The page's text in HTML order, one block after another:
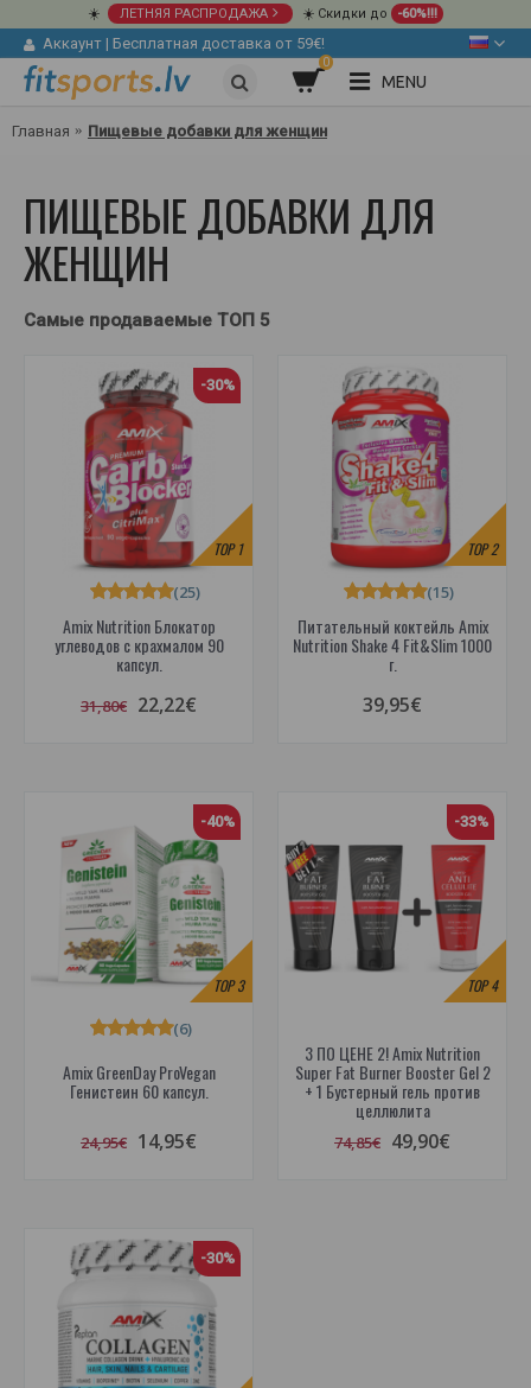
☀️ ЛЕТНЯЯ РАСПРОДАЖА ☀️ Скидки до -60%!!!
Аккаунт | Бесплатная доставка от 59€!
0
MENU
Главная Пищевые добавки для женщин
ПИЩЕВЫЕ ДОБАВКИ ДЛЯ
ЖЕНЩИН
Самые продаваемые ТОП 5
TOP1
-30%
Amix Nutrition Блокатор
углеводов с крахмалом 90
капсул.
(25)
31,80€ 22,22€
TOP2
Питательный коктейль Amix
Nutrition Shake 4 Fit&Slim 1000
г.
(15)
39,95€
TOP3
-40%
Amix GreenDay ProVegan
Генистеин 60 капсул.
(6)
24,95€ 14,95€
TOP4
-33%
3 ПО ЦЕНЕ 2! Amix Nutrition
Super Fat Burner Booster Gel 2
+ 1 Бустерный гель против
целлюлита
74,85€ 49,90€
-30%